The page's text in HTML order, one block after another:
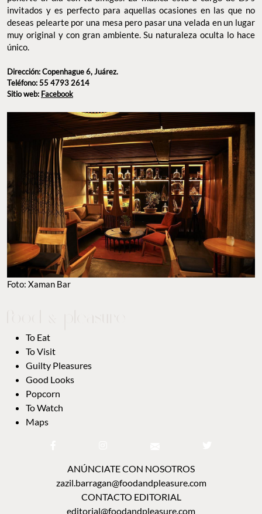
invitados y es perfecto para aquellas ocasiones en las que no
deseas pelearte por una mesa pero pasar una velada en un lugar
muy original y con gran ambiente. Su naturaleza oculta lo hace
único.
Dirección: Copenhague 6, Juárez.
Teléfono: 55 4793 2614
Sitio web: Facebook
Foto: Xaman Bar
To Eat
To Visit
Guilty Pleasures
Good Looks
Popcorn
To Watch
Maps
ANÚNCIATE CON NOSOTROS
zazil.barragan@foodandpleasure.com
CONTACTO EDITORIAL
editorial@foodandpleasure.com